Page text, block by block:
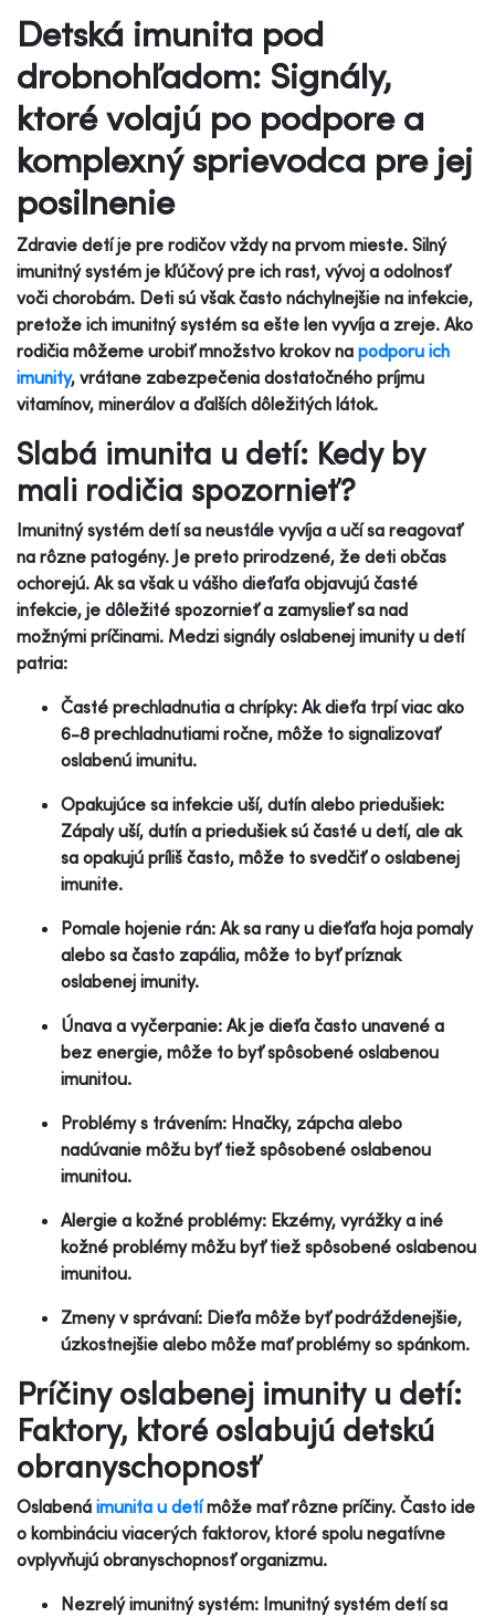
Detská imunita pod
drobnohľadom: Signály,
ktoré volajú po podpore a
komplexný sprievodca pre jej
posilnenie
Zdravie detí je pre rodičov vždy na prvom mieste. Silný
imunitný systém je kľúčový pre ich rast, vývoj a odolnosť
voči chorobám. Deti sú však často náchylnejšie na infekcie,
pretože ich imunitný systém sa ešte len vyvíja a zreje. Ako
rodičia môžeme urobiť množstvo krokov na podporu ich
imunity, vrátane zabezpečenia dostatočného príjmu
vitamínov, minerálov a ďalších dôležitých látok.
Slabá imunita u detí: Kedy by
mali rodičia spozornieť?
Imunitný systém detí sa neustále vyvíja a učí sa reagovať
na rôzne patogény. Je preto prirodzené, že deti občas
ochorejú. Ak sa však u vášho dieťaťa objavujú časté
infekcie, je dôležité spozornieť a zamyslieť sa nad
možnými príčinami. Medzi signály oslabenej imunity u detí
patria:
Časté prechladnutia a chrípky: Ak dieťa trpí viac ako
6-8 prechladnutiami ročne, môže to signalizovať
oslabenú imunitu.
Opakujúce sa infekcie uší, dutín alebo priedušiek:
Zápaly uší, dutín a priedušiek sú časté u detí, ale ak
sa opakujú príliš často, môže to svedčiť o oslabenej
imunite.
Pomale hojenie rán: Ak sa rany u dieťaťa hoja pomaly
alebo sa často zapália, môže to byť príznak
oslabenej imunity.
Únava a vyčerpanie: Ak je dieťa často unavené a
bez energie, môže to byť spôsobené oslabenou
imunitou.
Problémy s trávením: Hnačky, zápcha alebo
nadúvanie môžu byť tiež spôsobené oslabenou
imunitou.
Alergie a kožné problémy: Ekzémy, vyrážky a iné
kožné problémy môžu byť tiež spôsobené oslabenou
imunitou.
Zmeny v správaní: Dieťa môže byť podráždenejšie,
úzkostnejšie alebo môže mať problémy so spánkom.
Príčiny oslabenej imunity u detí:
Faktory, ktoré oslabujú detskú
obranyschopnosť
Oslabená imunita u detímôže mať rôzne príčiny. Často ide
o kombináciu viacerých faktorov, ktoré spolu negatívne
ovplyvňujú obranyschopnosť organizmu.
Nezrelý imunitný systém: Imunitný systém detí sa